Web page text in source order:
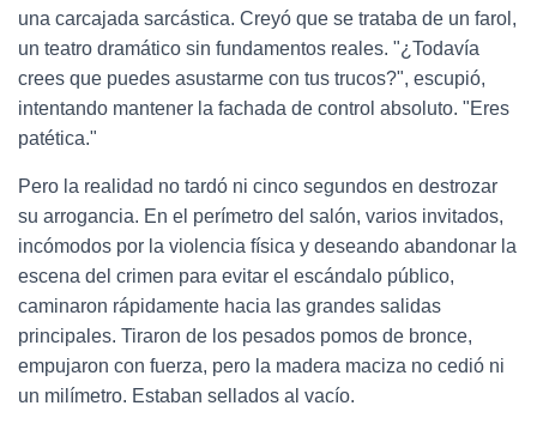
una carcajada sarcástica. Creyó que se trataba de un farol,
un teatro dramático sin fundamentos reales. "¿Todavía
crees que puedes asustarme con tus trucos?", escupió,
intentando mantener la fachada de control absoluto. "Eres
patética."
Pero la realidad no tardó ni cinco segundos en destrozar
su arrogancia. En el perímetro del salón, varios invitados,
incómodos por la violencia física y deseando abandonar la
escena del crimen para evitar el escándalo público,
caminaron rápidamente hacia las grandes salidas
principales. Tiraron de los pesados pomos de bronce,
empujaron con fuerza, pero la madera maciza no cedió ni
un milímetro. Estaban sellados al vacío.